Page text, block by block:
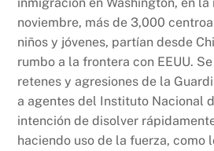
noviembre, más de 3,000
niños y jóvenes, partían desde
rumbo a la frontera con EEUU.
retenes y agresiones de la
a agentes del Instituto Nacional
intención de disolver
haciendo uso de la fuerza, como